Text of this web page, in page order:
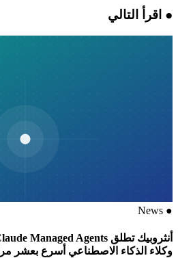
●اقرأ التالي
●
News
وكلاء الذكاء الاصطناعي أسرع بعشر